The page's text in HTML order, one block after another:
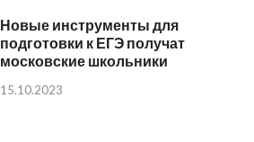
Новые инструменты для
подготовки к ЕГЭ получат
московские школьники
15.10.2023